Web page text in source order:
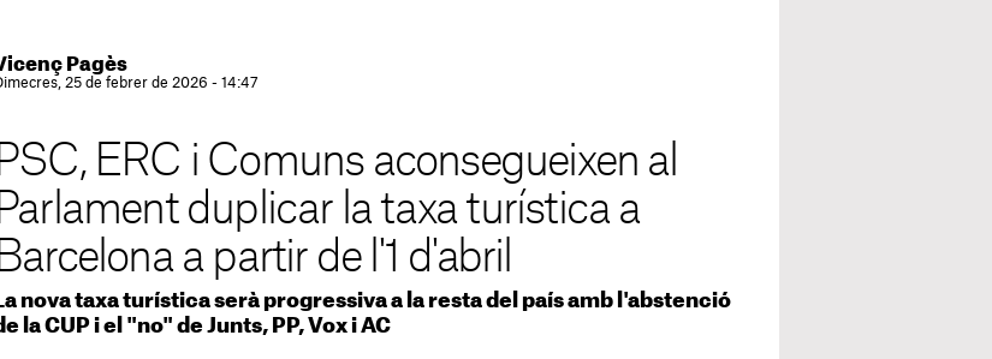
Pagès
25 de febrer de 2026 - 14:47
PSC, ERC i Comuns aconsegueixen al
Parlament duplicar la taxa turística a
Barcelona a partir de l'1 d'abril
nova taxa turística serà progressiva a la resta del país amb l'abstenció
la CUP i el "no" de Junts, PP, Vox i AC